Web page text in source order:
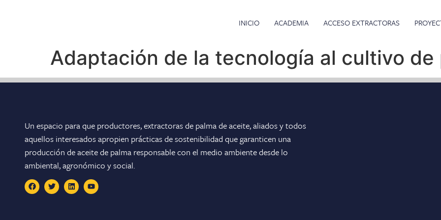
INICIO ACADEMIA ACCESO EXTRACTORAS
Adaptación de la tecnología al cultivo de
Un espacio para que productores, extractoras de palma de aceite, aliados y todos
aquellos interesados apropien prácticas de sostenibilidad que garanticen una
producción de aceite de palma responsable con el medio ambiente desde lo
ambiental, agronómico y social.